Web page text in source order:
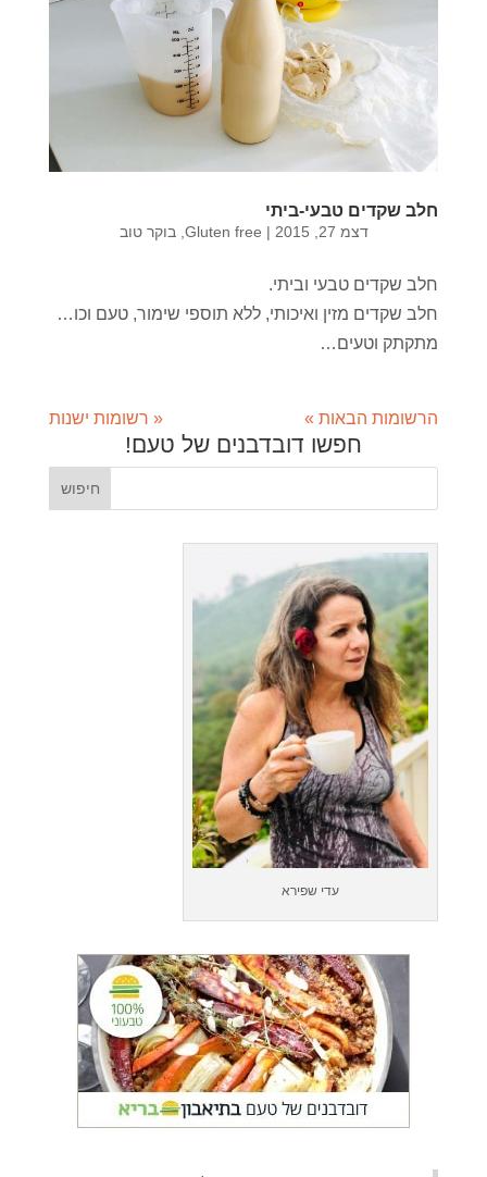
חלב שקדים טבעי-ביתי
דצמ 27, 2015 |
Gluten free
,בוקר טוב
חלב שקדים טבעי וביתי.
חלב שקדים מזין ואיכותי, ללא תוספי שימור, טעם וכו…
מתקתק וטעים…
« רשומות ישנות הרשומות הבאות »
חפשו דובדבנים של טעם!
עדי שפירא